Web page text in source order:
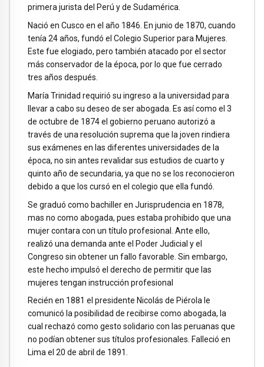
primera jurista del Perú y de Sudamérica.
Nació en Cusco en el año 1846. En junio de 1870, cuando
tenía 24 años, fundó el Colegio Superior para Mujeres.
Este fue elogiado, pero también atacado por el sector
más conservador de la época, por lo que fue cerrado
tres años después.
María Trinidad requirió su ingreso a la universidad para
llevar a cabo su deseo de ser abogada. Es así como el 3
de octubre de 1874 el gobierno peruano autorizó a
través de una resolución suprema que la joven rindiera
sus exámenes en las diferentes universidades de la
época, no sin antes revalidar sus estudios de cuarto y
quinto año de secundaria, ya que no se los reconocieron
debido a que los cursó en el colegio que ella fundó.
Se graduó como bachiller en Jurisprudencia en 1878,
mas no como abogada, pues estaba prohibido que una
mujer contara con un título profesional. Ante ello,
realizó una demanda ante el Poder Judicial y el
Congreso sin obtener un fallo favorable. Sin embargo,
este hecho impulsó el derecho de permitir que las
mujeres tengan instrucción profesional
Recién en 1881 el presidente Nicolás de Piérola le
comunicó la posibilidad de recibirse como abogada, la
cual rechazó como gesto solidario con las peruanas que
no podían obtener sus títulos profesionales. Falleció en
Lima el 20 de abril de 1891.